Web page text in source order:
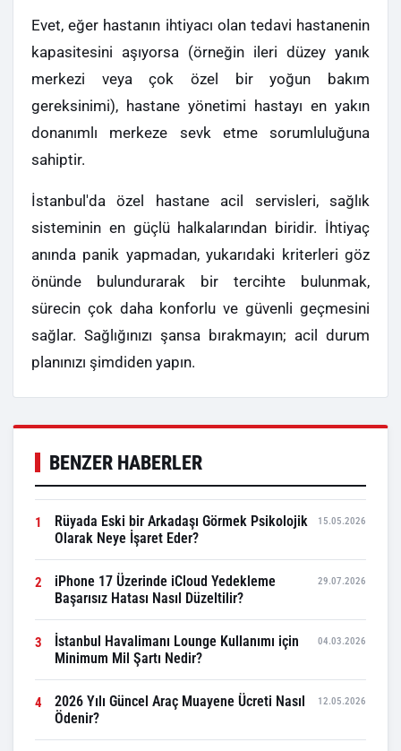
Evet, eğer hastanın ihtiyacı olan tedavi hastanenin
kapasitesini aşıyorsa (örneğin ileri düzey yanık
merkezi veya çok özel bir yoğun bakım
gereksinimi), hastane yönetimi hastayı en yakın
donanımlı merkeze sevk etme sorumluluğuna
sahiptir.
İstanbul'da özel hastane acil servisleri, sağlık
sisteminin en güçlü halkalarından biridir. İhtiyaç
anında panik yapmadan, yukarıdaki kriterleri göz
önünde bulundurarak bir tercihte bulunmak,
sürecin çok daha konforlu ve güvenli geçmesini
sağlar. Sağlığınızı şansa bırakmayın; acil durum
planınızı şimdiden yapın.
BENZER HABERLER
1
Rüyada Eski bir Arkadaşı Görmek Psikolojik
Olarak Neye İşaret Eder?
15.05.2026
2
iPhone 17 Üzerinde iCloud Yedekleme
Başarısız Hatası Nasıl Düzeltilir?
29.07.2026
3
İstanbul Havalimanı Lounge Kullanımı için
Minimum Mil Şartı Nedir?
04.03.2026
4
2026 Yılı Güncel Araç Muayene Ücreti Nasıl
Ödenir?
12.05.2026